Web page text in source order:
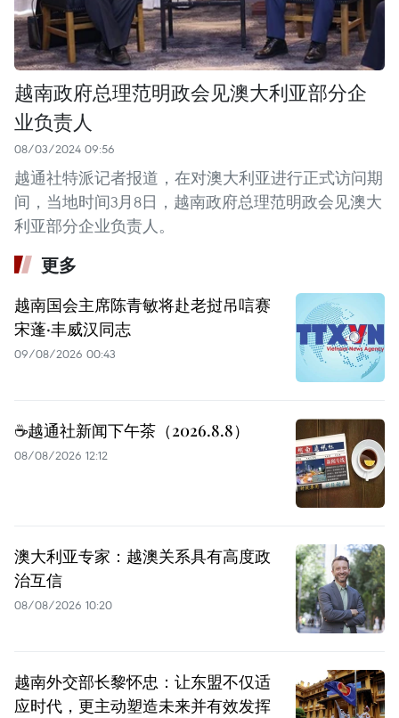
越南政府总理范明政会见澳大利亚部分企
业负责人
08/03/2024 09:56
越通社特派记者报道，在对澳大利亚进行正式访问期
间，当地时间3月8日，越南政府总理范明政会见澳大
利亚部分企业负责人。
更多
越南国会主席陈青敏将赴老挝吊唁赛
宋蓬·丰威汉同志
09/08/2026 00:43
☕️越通社新闻下午茶（2026.8.8）
08/08/2026 12:12
澳大利亚专家：越澳关系具有高度政
治互信
08/08/2026 10:20
越南外交部长黎怀忠：让东盟不仅适
应时代，更主动塑造未来并有效发挥